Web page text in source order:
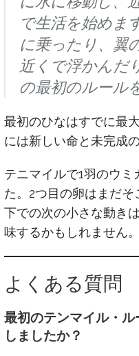
で生活を始めま
に乗ったり、翼
近くで浮かんだ
の最初のルール
最初のひなはすでに最
には新しい命と未完成
テニマイルで1羽のウ
た。2つ目の卵はまだ
下での次の小さな動き
味するかもしれません。
よくある質問
最初のテンマイル・
しましたか？